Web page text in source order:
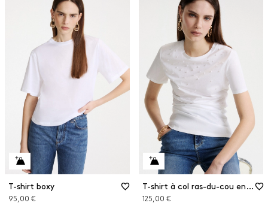
T-shirt boxy
95,00 €
T-shirt à col ras-du-cou en jersey
125,00 €